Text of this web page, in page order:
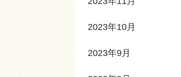
2023年10月
2023年9月